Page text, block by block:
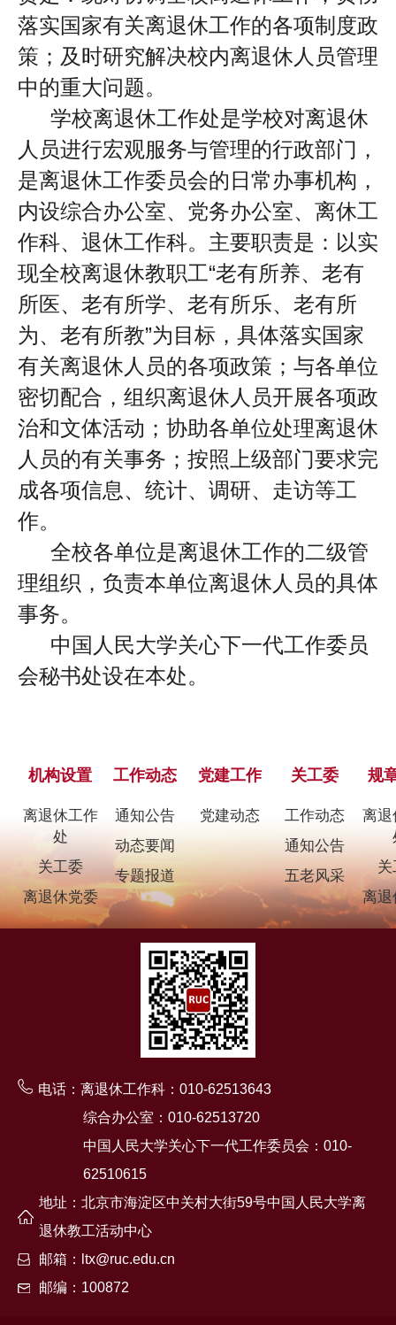
落实国家有关离退休工作的各项制度政
策；及时研究解决校内离退休人员管理
中的重大问题。
学校离退休工作处是学校对离退休
人员进行宏观服务与管理的行政部门，
是离退休工作委员会的日常办事机构，
内设综合办公室、党务办公室、离休工
作科、退休工作科。主要职责是：以实
现全校离退休教职工“老有所养、老有
所医、老有所学、老有所乐、老有所
为、老有所教”为目标，具体落实国家
有关离退休人员的各项政策；与各单位
密切配合，组织离退休人员开展各项政
治和文体活动；协助各单位处理离退休
人员的有关事务；按照上级部门要求完
成各项信息、统计、调研、走访等工
作。
全校各单位是离退休工作的二级管
理组织，负责本单位离退休人员的具体
事务。
中国人民大学关心下一代工作委员
会秘书处设在本处。
机构设置
离退休工作
处
关工委
离退休党委
工作动态
通知公告
动态要闻
专题报道
党建工作
党建动态
关工委
工作动态
通知公告
五老风采
规
离退
关
离退
电话：离退休工作科：010-62513643
综合办公室：010-62513720
中国人民大学关心下一代工作委员会：010-
62510615
地址：北京市海淀区中关村大街59号中国人民大学离
退休教工活动中心
邮箱：ltx@ruc.edu.cn
邮编：100872